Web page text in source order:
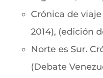
Crónica de
2014), (edición
Norte es Sur.
(Debate